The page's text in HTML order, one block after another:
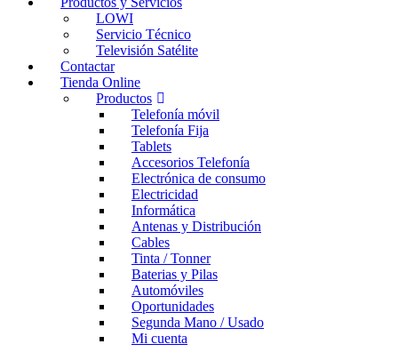
LOWI
Servicio Técnico
Televisión Satélite
Contactar
Tienda Online
Productos
Telefonía móvil
Telefonía Fija
Tablets
Accesorios Telefonía
Electrónica de consumo
Electricidad
Informática
Antenas y Distribución
Cables
Tinta / Tonner
Baterias y Pilas
Automóviles
Oportunidades
Segunda Mano / Usado
Mi cuenta